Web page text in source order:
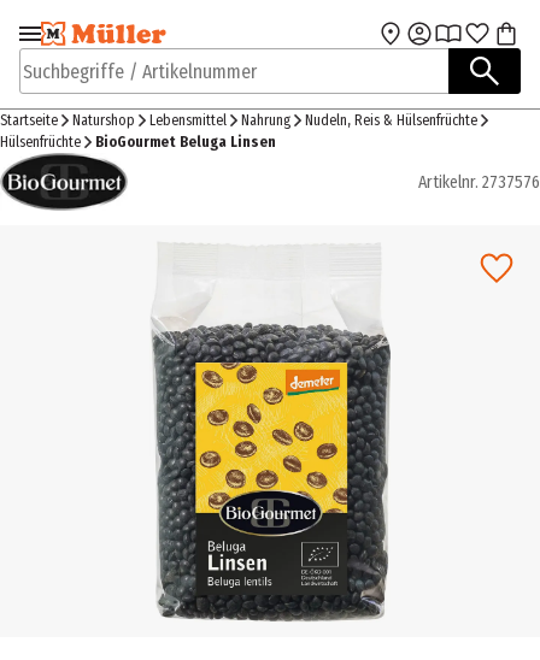
Zur Navigation
springen
Zum Hauptinhalt
Suchbegriffe / Artikelnummer
Startseite Naturshop Lebensmittel Nahrung
Nudeln, Reis & Hülsenfrüchte
Hülsenfrüchte
BioGourmet Beluga Linsen
Artikelnr. 2737576